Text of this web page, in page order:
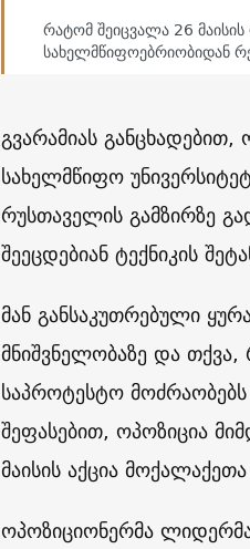
რატომ შეიცვალა 26
სახელმწიფოებრიობიდან
გვარამიას
სახელმწიფო
რუსთაველის გამზირზე
შეეცდებიან ტექნიკის
მან განსაკუთრებული
მნიშვნელობაზე და
საპროტესტო
შეფასებით, ოპოზიცია
მაისის აქცია
ოპოზიციონერმა